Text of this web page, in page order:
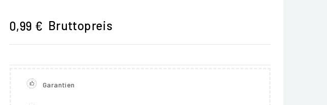
0,99 € Bruttopreis
Garantien